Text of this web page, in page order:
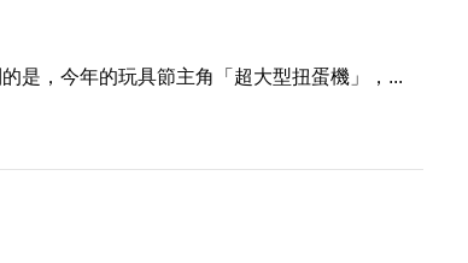
是，今年的玩具節主角「超大型扭蛋機」，...